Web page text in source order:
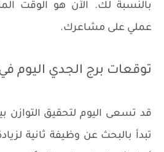
بالنسبة لك. الآن هو الوقت
عملي على مشاعرك.
توقعات برج الجدي اليوم
قد تسعى اليوم لتحقيق التوازن
تبدأ بالبحث عن وظيفة ثانية